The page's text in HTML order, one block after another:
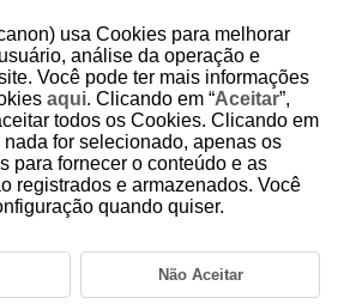
Finum Smartphone
num Smartphone
usa Cookies para melhorar
análise da operação e
Você pode ter mais informações
aqui. Clicando em “Aceitar”,
todos os Cookies. Clicando em
nada for selecionado, apenas os
para fornecer o conteúdo e as
registrados e armazenados. Você
quando quiser.
Não Aceitar